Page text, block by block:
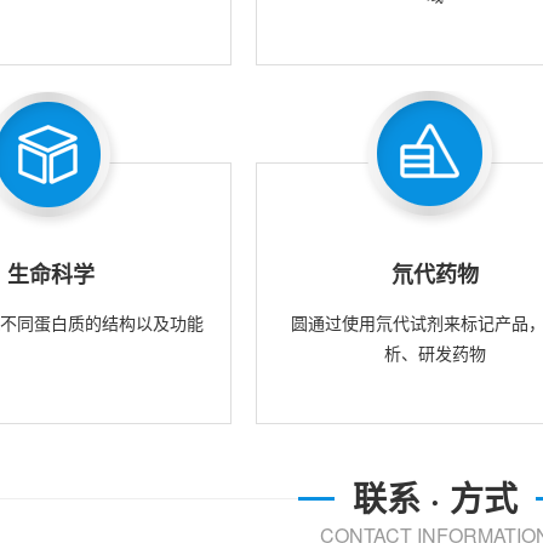
生命科学
同蛋白质的结构以及功能
氘代药物
圆通过使用氘代试剂来标记产品
析、研发药物
联系 · 方式
CONTACT